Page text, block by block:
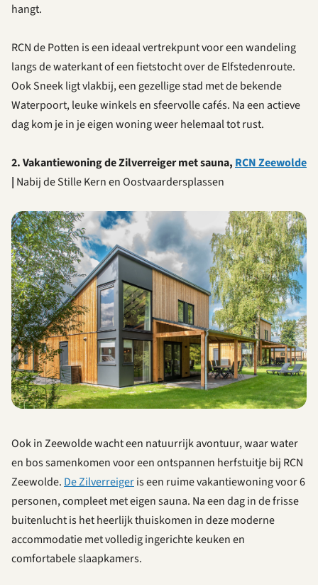
hangt.
RCN de Potten is een ideaal vertrekpunt voor een wandeling
langs de waterkant of een fietstocht over de Elfstedenroute.
Ook Sneek ligt vlakbij, een gezellige stad met de bekende
Waterpoort, leuke winkels en sfeervolle cafés. Na een actieve
dag kom je in je eigen woning weer helemaal tot rust.
2. Vakantiewoning de Zilverreiger met sauna, RCN Zeewolde
| Nabij de Stille Kern en Oostvaardersplassen
Ook in Zeewolde wacht een natuurrijk avontuur, waar water
en bos samenkomen voor een ontspannen herfstuitje bij RCN
Zeewolde. De Zilverreigeris een ruime vakantiewoning voor 6
personen, compleet met eigen sauna. Na een dag in de frisse
buitenlucht is het heerlijk thuiskomen in deze moderne
accommodatie met volledig ingerichte keuken en
comfortabele slaapkamers.